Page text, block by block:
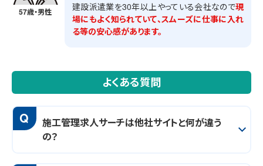
57歳・男性 建設派遣業を30年以上やっている会社なので現
場にもよく知られていて、スムーズに仕事に入れ
る等の安心感があります。
よくある質問
Q
施工管理求人サーチは他社サイトと何が違う
の？